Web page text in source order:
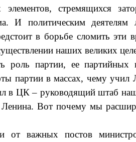
стремящихся
И политическим деятелям
в борьбе сломить эти
наших великих
партии, ее партийных
партии в массах, чему учил
в ЦК – руководящий штаб
Вот почему мы
от важных постов